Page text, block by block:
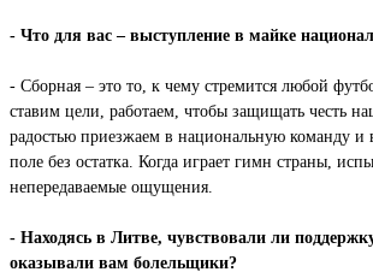
- Что для вас – выступление в майке
- Сборная – это то, к чему стремится любой
ставим цели, работаем, чтобы защищать честь
радостью приезжаем в национальную команду и
поле без остатка. Когда играет гимн страны,
непередаваемые ощущения.
- Находясь в Литве, чувствовали ли
оказывали вам болельщики?